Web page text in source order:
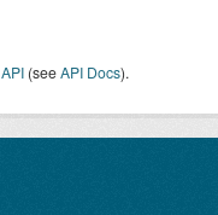
API (seeAPI Docs).